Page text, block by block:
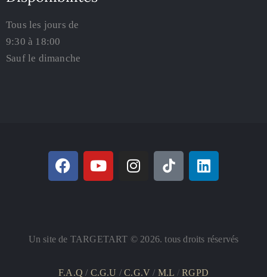
Tous les jours de
9:30 à 18:00
Sauf le dimanche
Un site de TARGETART © 2026. tous droits réservés
F.A.Q / C.G.U /C.G.V/ M.L /RGPD